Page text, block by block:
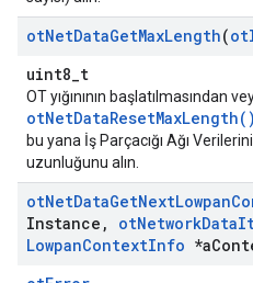
otNetDataGetMaxLength(ot
uint8_t
OT yığınının başlatılmasından
otNetDataResetMaxLength()
bu yana İş Parçacığı Ağı
uzunluğunu alın.
otNetDataGetNextLowpan
Instance , otNetworkData
LowpanContextInfo *a